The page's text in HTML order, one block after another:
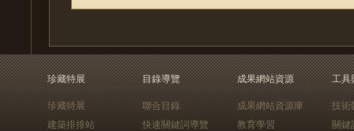
珍藏特展
珍藏特展
建築排排站
目錄導覽
聯合目錄
快速關鍵詞導覽
成果網站資源
成果網站資源庫
教育學習
工具
技術
關鍵